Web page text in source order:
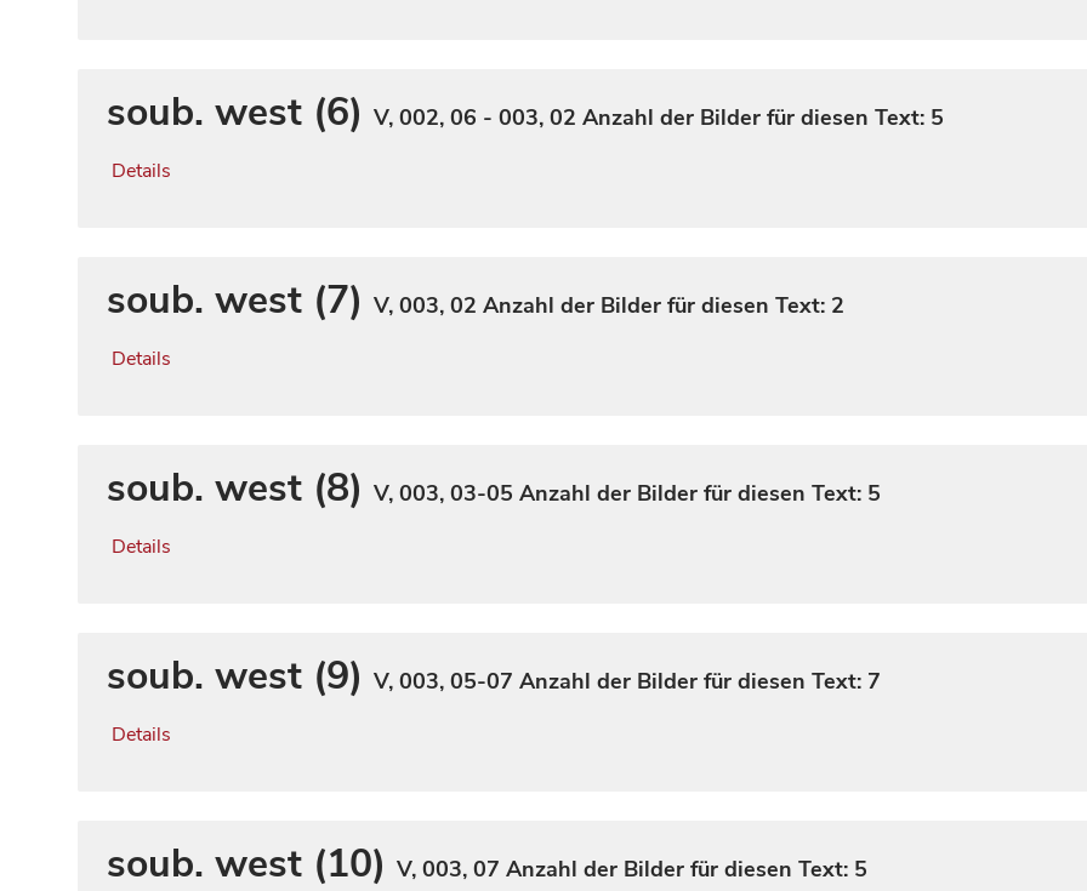
soub. west (6) V, 002, 06 - 003, 02 Anzahl der Bilder für diesen Text: 5
Details
soub. west (7) V, 003, 02 Anzahl der Bilder für diesen Text: 2
Details
soub. west (8) V, 003, 03-05 Anzahl der Bilder für diesen Text: 5
Details
soub. west (9) V, 003, 05-07 Anzahl der Bilder für diesen Text: 7
Details
soub. west (10) V, 003, 07 Anzahl der Bilder für diesen Text: 5